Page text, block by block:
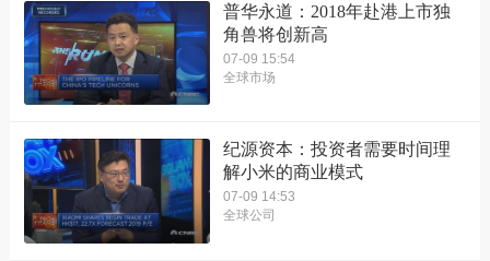
普华永道：2018年赴港上市独
角兽将创新高
07-09 15:54
全球市场
纪源资本：投资者需要时间理
解小米的商业模式
07-09 14:53
全球公司